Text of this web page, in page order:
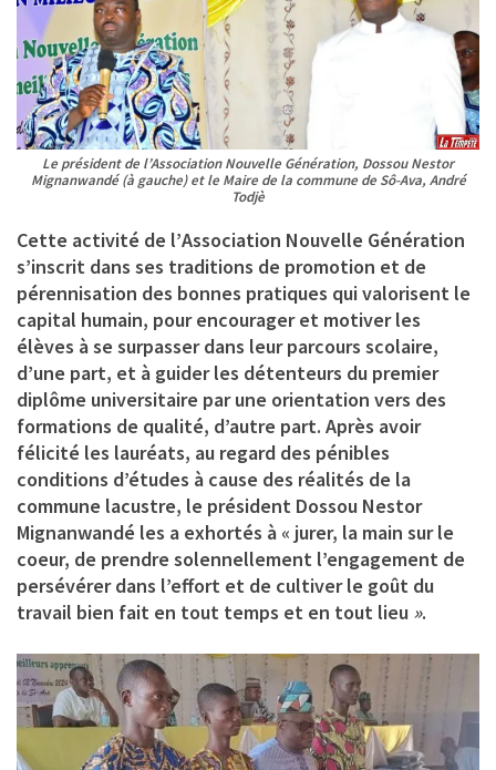
Le président de l’Association Nouvelle Génération, Dossou Nestor
Mignanwandé (à gauche) et le Maire de la commune de Sô-Ava, André
Todjè
Cette activité de l’Association Nouvelle Génération
s’inscrit dans ses traditions de promotion et de
pérennisation des bonnes pratiques qui valorisent le
capital humain, pour encourager et motiver les
élèves à se surpasser dans leur parcours scolaire,
d’une part, et à guider les détenteurs du premier
diplôme universitaire par une orientation vers des
formations de qualité, d’autre part. Après avoir
félicité les lauréats, au regard des pénibles
conditions d’études à cause des réalités de la
commune lacustre, le président Dossou Nestor
Mignanwandé les a exhortés à « jurer, la main sur le
coeur, de prendre solennellement l’engagement de
persévérer dans l’effort et de cultiver le goût du
travail bien fait en tout temps et en tout lieu ».